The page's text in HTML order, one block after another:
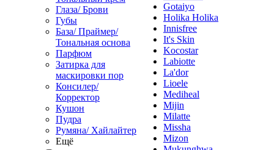
Глаза/ Брови
Губы
База/ Праймер/
Тональная основа
Парфюм
Затирка для
маскировки пор
Консилер/
Корректор
Кушон
Пудра
Румяна/ Хайлайтер
Ещё
Gotaiyo
Holika Holika
Innisfree
It's Skin
Kocostar
Labiotte
La'dor
Lioele
Mediheal
Mijin
Milatte
Missha
Mizon